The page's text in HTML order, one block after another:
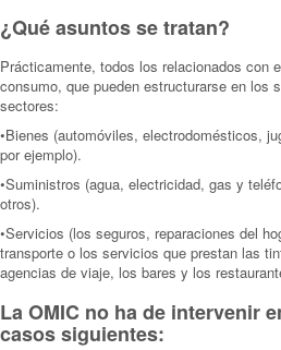
¿Qué asuntos se tratan?
Prácticamente, todos los relacionados con
consumo, que pueden estructurarse en los
sectores:
•Bienes (automóviles, electrodomésticos,
por ejemplo).
•Suministros (agua, electricidad, gas y
otros).
•Servicios (los seguros, reparaciones del
transporte o los servicios que prestan las
agencias de viaje, los bares y los
La OMIC no ha de intervenir
casos siguientes: